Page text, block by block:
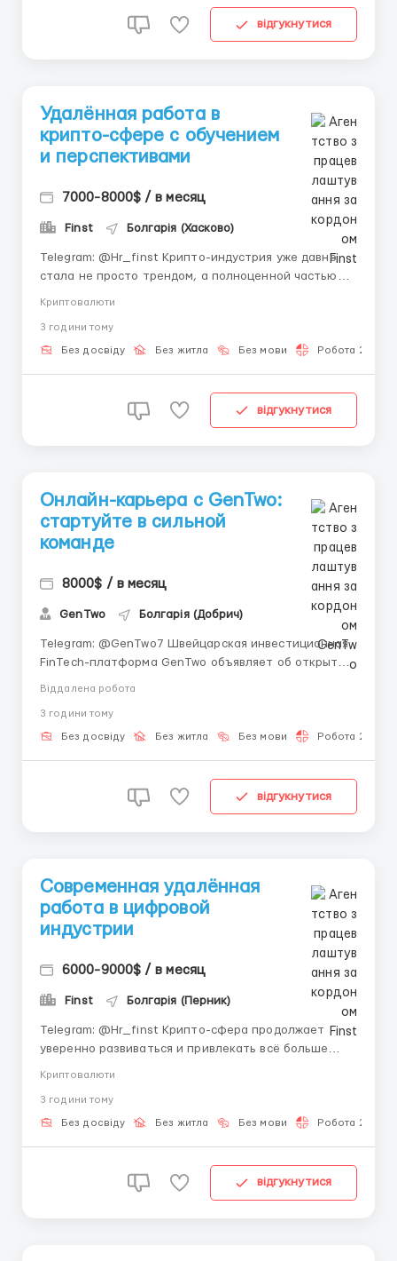
відгукнутися
Удалённая работа в
крипто-сфере с обучением
и перспективами
7000-8000$ / в месяц
Finst Болгарія (Хасково)
Telegram: @Hr_finst Крипто-индустрия уже давно
стала не просто трендом, а полноценной частью
специалисты, которые умеют работать удалённо,
становятся особенно востребованными. Если вы
Криптовалюти
3 години тому
Без досвіду Без житла Без мови Робота 2-3
відгукнутися
Онлайн-карьера с GenTwo:
стартуйте в сильной
команде
8000$ / в месяц
GenTwo Болгарія (Добрич)
Telegram: @GenTwo7 Швейцарская инвестиционная
FinTech-платформа GenTwo объявляет об открытии
вакансии Стажера / Младшего ассистента (Crypto &
карьерный трек для соискателей без опыта работы,
стремящихся освоить инновационный сектор...
Віддалена робота
3 години тому
Без досвіду Без житла Без мови Робота 2-3
відгукнутися
Современная удалённая
работа в цифровой
индустрии
6000-9000$ / в месяц
Finst Болгарія (Перник)
Telegram: @Hr_finst Крипто-сфера продолжает
уверенно развиваться и привлекать всё больше
возможности для удалённой работы и заработка
через интернет. Мы ищем людей, которым
Криптовалюти
3 години тому
Без досвіду Без житла Без мови Робота 2-3
відгукнутися